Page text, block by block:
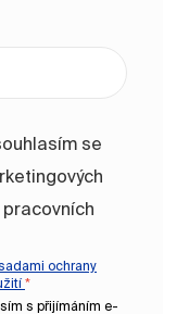
se
ochrany
*
s přijímáním e-